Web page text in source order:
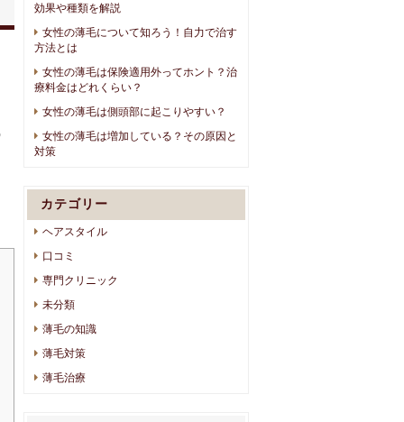
効果や種類を解説
女性の薄毛について知ろう！自力で治す
方法とは
女性の薄毛は保険適用外ってホント？治
療料金はどれくらい？
女性の薄毛は側頭部に起こりやすい？
女性の薄毛は増加している？その原因と
対策
カテゴリー
ヘアスタイル
口コミ
専門クリニック
未分類
薄毛の知識
薄毛対策
薄毛治療